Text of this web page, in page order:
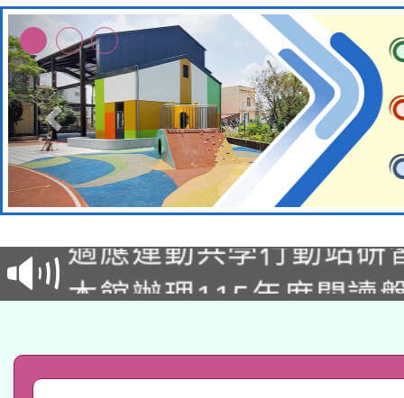
本校115學年度第2次
招甄選結果公告(無人
招)
本館辦理115年度閱讀
礎課程
A3數位素養講師名單